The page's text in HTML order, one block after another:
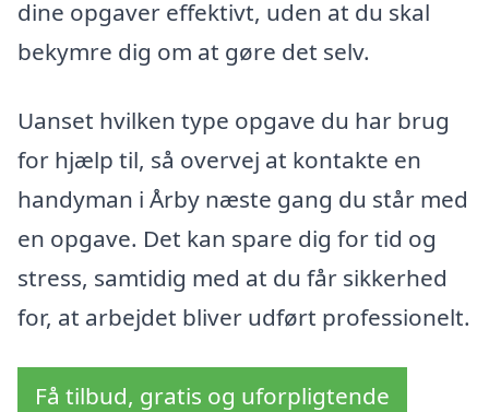
dine opgaver effektivt, uden at du skal
bekymre dig om at gøre det selv.
Uanset hvilken type opgave du har brug
for hjælp til, så overvej at kontakte en
handyman i Årby næste gang du står med
en opgave. Det kan spare dig for tid og
stress, samtidig med at du får sikkerhed
for, at arbejdet bliver udført professionelt.
Få tilbud, gratis og uforpligtende